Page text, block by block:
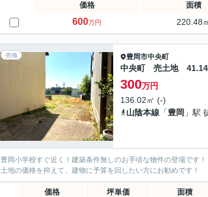
価格 面積
600万円 220.48
売地 豊岡市中央町
中央町 売土地
300万円
136.02㎡ (-)
山陰本線 「豊岡 」駅
豊岡小学校すぐ近く！建築条件無しのお手頃な物件の登場です！
土地の価格を抑えて、建物に予算を回したい方にお勧めです！
価格 坪単価 面積